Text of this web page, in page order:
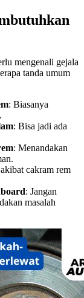
mengenali gejala
tanda umum
: Biasanya
: Bisa jadi ada
: Menandakan
cakram rem
: Jangan
masalah